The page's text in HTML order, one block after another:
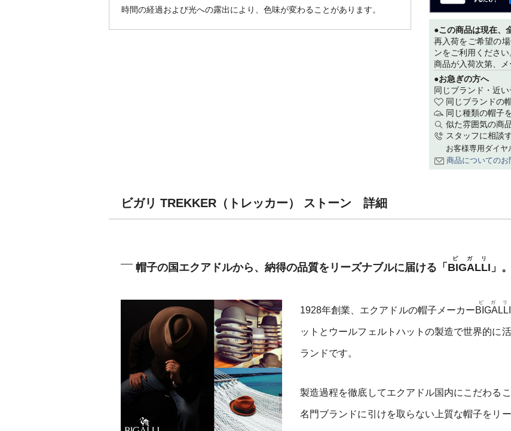
時間の経過および光への露出により、色味が変わることがあります。
●この商品は現在、
再入荷をご希望の
ンをご利用ください
商品が入荷次第、メ
●お急ぎの方へ
同じブランド・近い
同じブランドの
同じ種類の帽子
似た雰囲気の商
スタッフに相談
お客様専用ダイヤ
商品についてのお
ビガリ TREKKER（トレッカー） ストーン 詳細
帽子の国エクアドルから、納得の品質をリーズナブルに届ける「 BIGALLI
ビガリ
」。
1928年創業、エクアドルの帽子メーカーBIGALLI
ビガリ
ットとウールフェルトハットの製造で世界的に
ランドです。
製造過程を徹底してエクアドル国内にこだわる
名門ブランドに引けを取らない上質な帽子をリ